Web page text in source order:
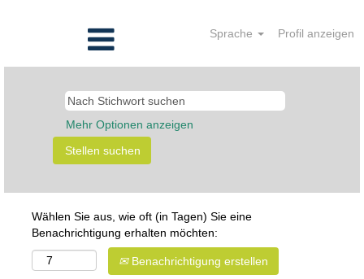
Sprache Profil anzeigen
Mehr Optionen anzeigen
Wählen Sie aus, wie oft (in Tagen) Sie eine
Benachrichtigung erhalten möchten:
Benachrichtigung erstellen